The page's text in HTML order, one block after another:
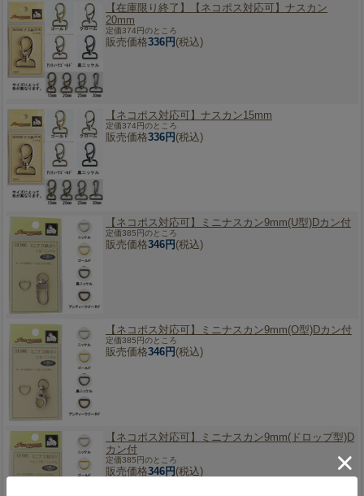
【在庫限り終了】【ネコポス対応可】 ナスカン
20mm
定価374円のところ
販売価格336円(税込)
【ネコポス対応可】 ナスカン15mm
定価374円のところ
販売価格336円(税込)
【ネコポス対応可】 ミニナスカン9mm(U型)Dカン付
定価385円のところ
販売価格346円(税込)
【ネコポス対応可】 ミニナスカン9mm(O型)Dカン付
定価385円のところ
販売価格346円(税込)
【ネコポス対応可】
ミニナスカン9mm(ドロップ型)D
カン付
定価385円のところ
販売価格346円(税込)